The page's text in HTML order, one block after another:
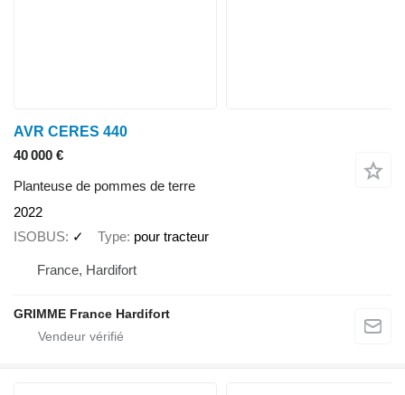
AVR CERES 440
40 000 €
Planteuse de pommes de terre
2022
ISOBUS ✓ Type pour tracteur
France, Hardifort
GRIMME France Hardifort